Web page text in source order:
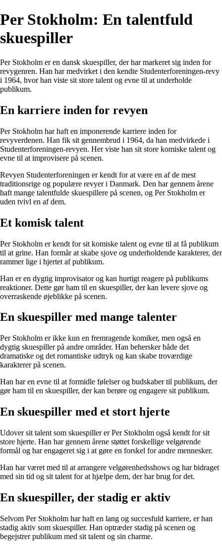
Per Stokholm: En talentfuld
skuespiller
Per Stokholm er en dansk skuespiller, der har markeret sig inden for
revygenren. Han har medvirket i den kendte Studenterforeningen-revy
i 1964, hvor han viste sit store talent og evne til at underholde
publikum.
En karriere inden for revyen
Per Stokholm har haft en imponerende karriere inden for
revyverdenen. Han fik sit gennembrud i 1964, da han medvirkede i
Studenterforeningen-revyen. Her viste han sit store komiske talent og
evne til at improvisere på scenen.
Revyen Studenterforeningen er kendt for at være en af de mest
traditionsrige og populære revyer i Danmark. Den har gennem årene
haft mange talentfulde skuespillere på scenen, og Per Stokholm er
uden tvivl en af dem.
Et komisk talent
Per Stokholm er kendt for sit komiske talent og evne til at få publikum
til at grine. Han formår at skabe sjove og underholdende karakterer, der
rammer lige i hjertet af publikum.
Han er en dygtig improvisator og kan hurtigt reagere på publikums
reaktioner. Dette gør ham til en skuespiller, der kan levere sjove og
overraskende øjeblikke på scenen.
En skuespiller med mange talenter
Per Stokholm er ikke kun en fremragende komiker, men også en
dygtig skuespiller på andre områder. Han behersker både det
dramatiske og det romantiske udtryk og kan skabe troværdige
karakterer på scenen.
Han har en evne til at formidle følelser og budskaber til publikum, der
gør ham til en skuespiller, der kan berøre og engagere sit publikum.
En skuespiller med et stort hjerte
Udover sit talent som skuespiller er Per Stokholm også kendt for sit
store hjerte. Han har gennem årene støttet forskellige velgørende
formål og har engageret sig i at gøre en forskel for andre mennesker.
Han har været med til at arrangere velgørenhedsshows og har bidraget
med sin tid og sit talent for at hjælpe dem, der har brug for det.
En skuespiller, der stadig er aktiv
Selvom Per Stokholm har haft en lang og succesfuld karriere, er han
stadig aktiv som skuespiller. Han optræder stadig på scenen og
begejstrer publikum med sit talent og sin charme.